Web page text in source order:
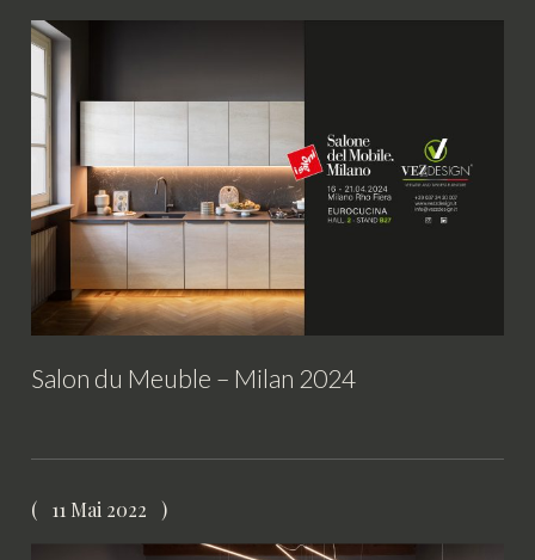
Salon du Meuble – Milan 2024
11 Mai 2022